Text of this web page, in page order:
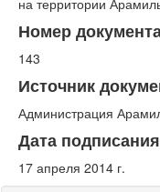
Номер
143
Источник
Администрация
Дата подписания
17 апреля 2014 г.